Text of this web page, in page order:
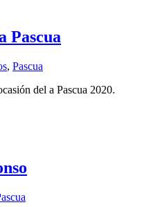
Pascua
, Pascua
del a Pascua 2020.